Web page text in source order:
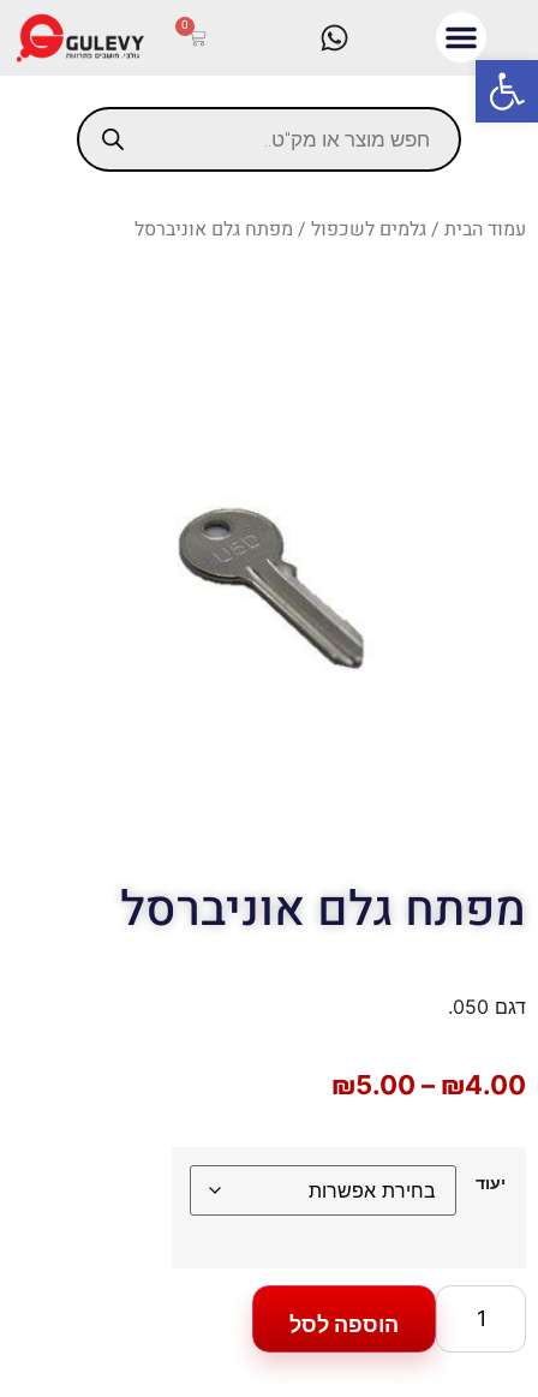
פתח סרגל נגישות
0
עמוד הבית /גלמים לשכפול / מפתח גלם אוניברסל
מפתח גלם אוניברסל
דגם 050.
₪4.00
–
₪5.00
יעוד
הוספה לסל